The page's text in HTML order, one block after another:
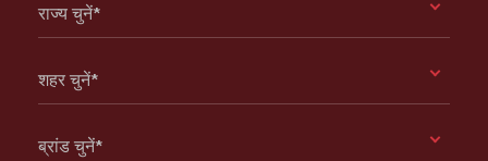
राज्य चुनें*
शहर चुनें*
ब्रांड चुनें*